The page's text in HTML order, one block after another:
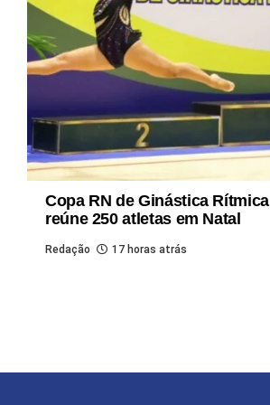
Copa RN de Ginástica Rítmica
reúne 250 atletas em Natal
Redação 17 horas atrás